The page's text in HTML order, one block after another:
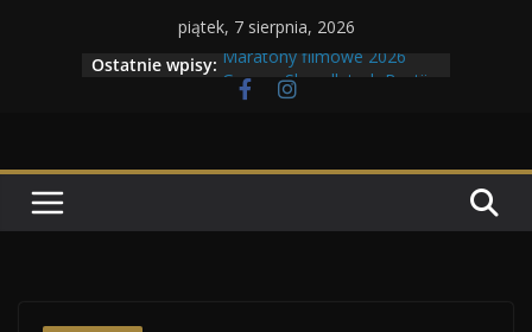
piątek, 7 sierpnia, 2026
Ostatnie wpisy: Maratony filmowe 2026
Geneza Skrzydlatych Bestii